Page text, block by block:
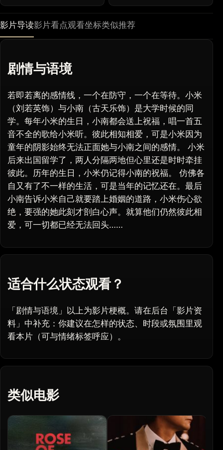
影片导读影片看点观看坐标类似推荐
剧情与语境
若即若离的感情线，一个在防守，一个在等待。小米
（刘若英饰）与小南（古天乐饰）是大学时候的同
学。每年小米的生日，小南都会送上祝福，唱一首五
音不全的歌给小米听。彼此相知相爱，可是小米因为
童年的阴影始终无法正面她与小南之间的感情。 小米
后来出国留学了，两人分隔两地但心里还是时时牵挂
彼此。历年的生日，小米仍记得小南的祝福。 仿佛各
自又有了不一样的生活，可是当年的记忆还在。最后
小南告诉小米自己就要踏上婚姻的道路，小米伤心欲
绝，要强的她此刻才剖白心声。就算他们仍然彼此相
爱，可一切都已经无法回头……
适合什么状态观看？
「剧情与语境」以上为影片梗概。请在后台「影片资
料」中补充：你建议在怎样的状态、时段或氛围里观
看本片（可与情绪标签呼应）。
类似电影